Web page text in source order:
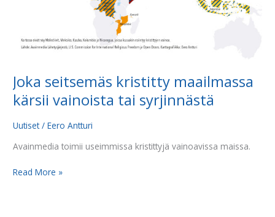
Joka seitsemäs kristitty maailmassa
kärsii vainoista tai syrjinnästä
Uutiset/Eero Antturi
Avainmedia toimii useimmissa kristittyjä vainoavissa maissa.
Read More »